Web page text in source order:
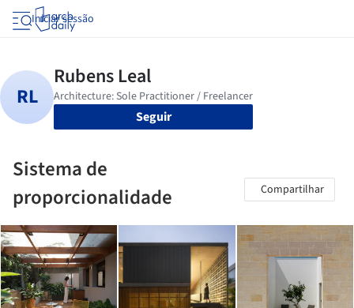
Iniciar sessão
Seguir
Sistema de
proporcionalidade
Compartilhar